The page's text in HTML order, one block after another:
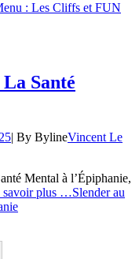
: Les Cliffs et FUN
Santé
| By BylineVincent Le
Mental à l’Épiphanie,
savoir plus …Slender au